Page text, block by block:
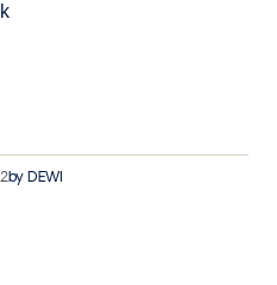
by DEWI